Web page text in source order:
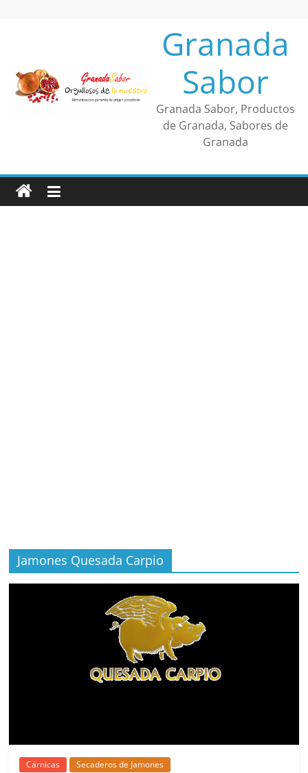
Granada
Sabor
Granada Sabor, Productos
de Granada, Sabores de
Granada
Jamones Quesada Carpio
Cárnicas Secaderos de Jamones